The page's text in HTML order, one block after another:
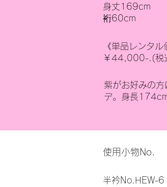
身丈169cm
裄60cm
《単品レンタル
￥44,000-.(税
紫がお好みの
デ。身長
使用小物No.
半衿No.HEW-6